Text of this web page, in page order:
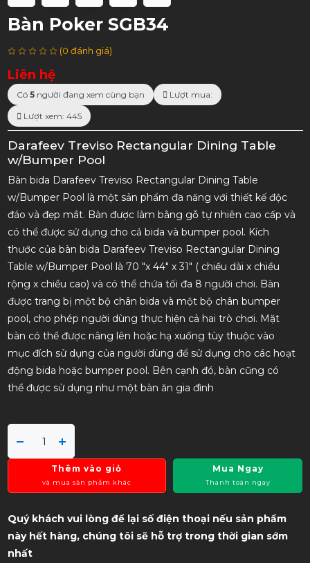
Bàn Poker SGB34
(0 đánh giá)
Liên hệ
Có 5người đang xem cùng bạn Lượt mua:
Lượt xem: 445
Darafeev Treviso Rectangular Dining Table
w/Bumper Pool
Bàn bida Darafeev Treviso Rectangular Dining Table
w/Bumper Pool là một sản phẩm đa năng với thiết kế độc
đáo và đẹp mắt. Bàn được làm bằng gỗ tự nhiên cao cấp và
có thể được sử dụng cho cả bida và bumper pool. Kích
thước của bàn bida Darafeev Treviso Rectangular Dining
Table w/Bumper Pool là 70 "x 44" x 31" ( chiều dài x chiều
rộng x chiều cao) và có thể chứa tối đa 8 người chơi. Bàn
được trang bị một bộ chân bida và một bộ chân bumper
pool, cho phép người dùng thực hiện cả hai trò chơi. Mặt
bàn có thể được nâng lên hoặc hạ xuống tùy thuộc vào
mục đích sử dụng của người dùng để sử dụng cho các hoạt
động bida hoặc bumper pool. Bên cạnh đó, bàn cũng có
thể được sử dụng như một bàn ăn gia đình
Thêm vào giỏ
và mua sản phẩm khác
Mua Ngay
Thanh toán ngay
Quý khách vui lòng để lại số điện thoại nếu sản phẩm
này hết hàng, chúng tôi sẽ hỗ trợ trong thời gian sớm
nhất